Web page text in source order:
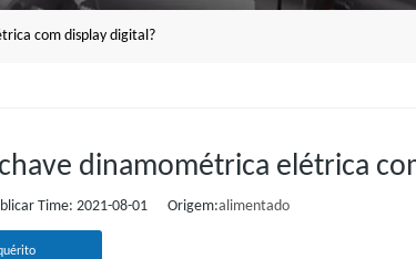
com display digital?
dinamométrica elétrica
Time: 2021-08-01 Origem:alimentado